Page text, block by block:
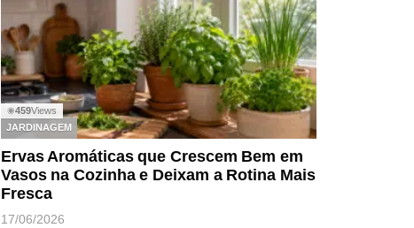
◉459Views
JARDINAGEM
Ervas Aromáticas que Crescem Bem em
Vasos na Cozinha e Deixam a Rotina Mais
Fresca
17/06/2026